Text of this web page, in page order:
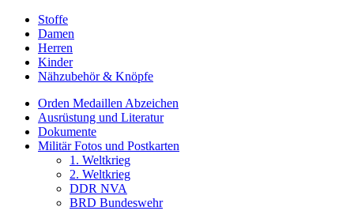
Stoffe
Damen
Herren
Kinder
Nähzubehör & Knöpfe
Orden Medaillen Abzeichen
Ausrüstung und Literatur
Dokumente
Militär Fotos und Postkarten
1. Weltkrieg
2. Weltkrieg
DDR NVA
BRD Bundeswehr